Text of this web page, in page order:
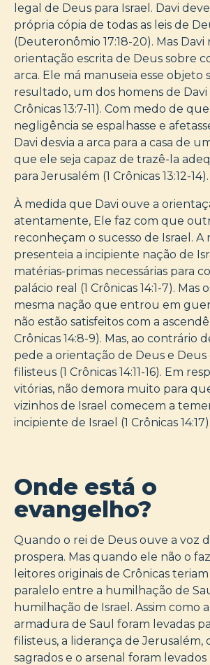
legal de Deus para Israel. Davi
própria cópia de todas as leis de
(Deuteronômio 17:18-20). Mas Davi
orientação escrita de Deus sobre
arca. Ele má manuseia esse objeto
resultado, um dos homens de Davi
Crônicas 13:7-11). Com medo de
negligência se espalhasse e
Davi desvia a arca para a casa de
que ele seja capaz de trazê-la
para Jerusalém (1 Crônicas 13:12-14).
À medida que Davi ouve a
atentamente, Ele faz com que
reconheçam o sucesso de Israel. A
presenteia a incipiente nação de
matérias-primas necessárias para
palácio real (1 Crônicas 14:1-7). Mas
mesma nação que entrou em
não estão satisfeitos com a
Crônicas 14:8-9). Mas, ao contrário
pede a orientação de Deus e
filisteus (1 Crônicas 14:11-16). Em
vitórias, não demora muito para
vizinhos de Israel comecem a
incipiente de Israel (1 Crônicas 14:17).
Onde está o
evangelho?
Quando o rei de Deus ouve a voz
prospera. Mas quando ele não o
leitores originais de Crônicas
paralelo entre a humilhação de
humilhação de Israel. Assim como
armadura de Saul foram levadas
filisteus, a liderança de Jerusalém,
sagrados e o arsenal foram levados